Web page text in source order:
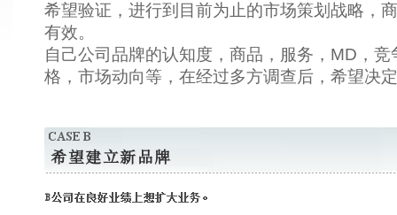
希望验证，进行到目前为止的市场策划战略，
有效。
自己公司品牌的认知度，商品，服务，MD，
格，市场动向等，在经过多方调查后，希望决